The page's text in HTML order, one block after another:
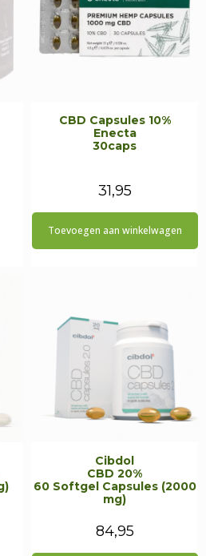
CBD Capsules 10%
Enecta
30caps
31,95
Toevoegen aan winkelwagen
Cibdol
CBD 20%
60 Softgel Capsules (2000
mg)
84,95